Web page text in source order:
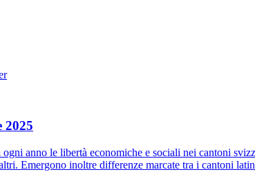
2025
anno le libertà economiche e sociali nei cantoni
Emergono inoltre differenze marcate tra i cantoni